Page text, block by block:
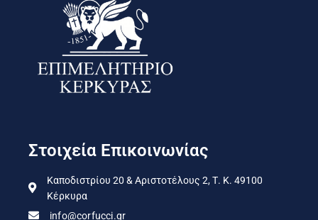
Στοιχεία Επικοινωνίας
Καποδιστρίου 20 & Αριστοτέλους 2, Τ. Κ. 49100
Κέρκυρα
info@corfucci.gr